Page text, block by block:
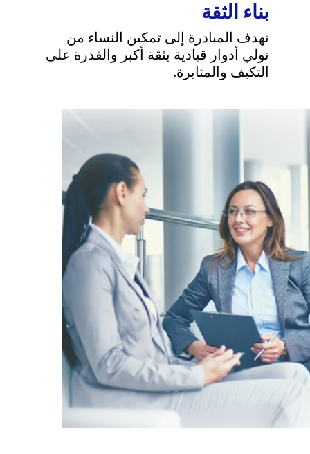
بناء الثقة
تهدف المبادرة إلى تمكين النساء من
تولي أدوار قيادية بثقة أكبر والقدرة على
التكيف والمثابرة.